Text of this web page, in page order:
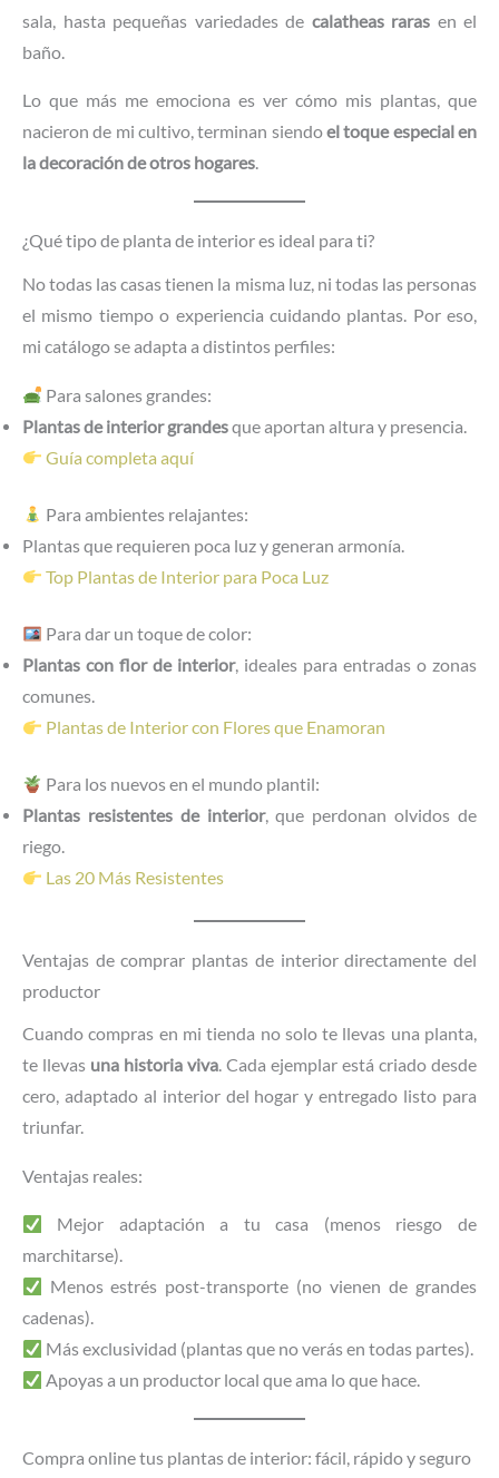
sala, hasta pequeñas variedades de calatheas raras en el
baño.
Lo que más me emociona es ver cómo mis plantas, que
nacieron de mi cultivo, terminan siendoel toque especial en
la decoración de otros hogares.
¿Qué tipo de planta de interior es ideal para ti?
No todas las casas tienen la misma luz, ni todas las personas
el mismo tiempo o experiencia cuidando plantas. Por eso,
mi catálogo se adapta a distintos perfiles:
Para salones grandes:
Plantas de interior grandesque aportan altura y presencia.
Guía completa aquí
Para ambientes relajantes:
Plantas que requieren poca luz y generan armonía.
Top Plantas de Interior para Poca Luz
Para dar un toque de color:
Plantas con flor de interior, ideales para entradas o zonas
comunes.
Plantas de Interior con Flores que Enamoran
Para los nuevos en el mundo plantil:
Plantas resistentes de interior, que perdonan olvidos de
riego.
Las 20 Más Resistentes
Ventajas de comprar plantas de interior directamente del
productor
Cuando compras en mi tienda no solo te llevas una planta,
te llevas una historia viva. Cada ejemplar está criado desde
cero, adaptado al interior del hogar y entregado listo para
triunfar.
Ventajas reales:
Mejor adaptación a tu casa (menos riesgo de
marchitarse).
Menos estrés post-transporte (no vienen de grandes
cadenas).
Más exclusividad (plantas que no verás en todas partes).
Apoyas a un productor local que ama lo que hace.
Compra online tus plantas de interior: fácil, rápido y seguro